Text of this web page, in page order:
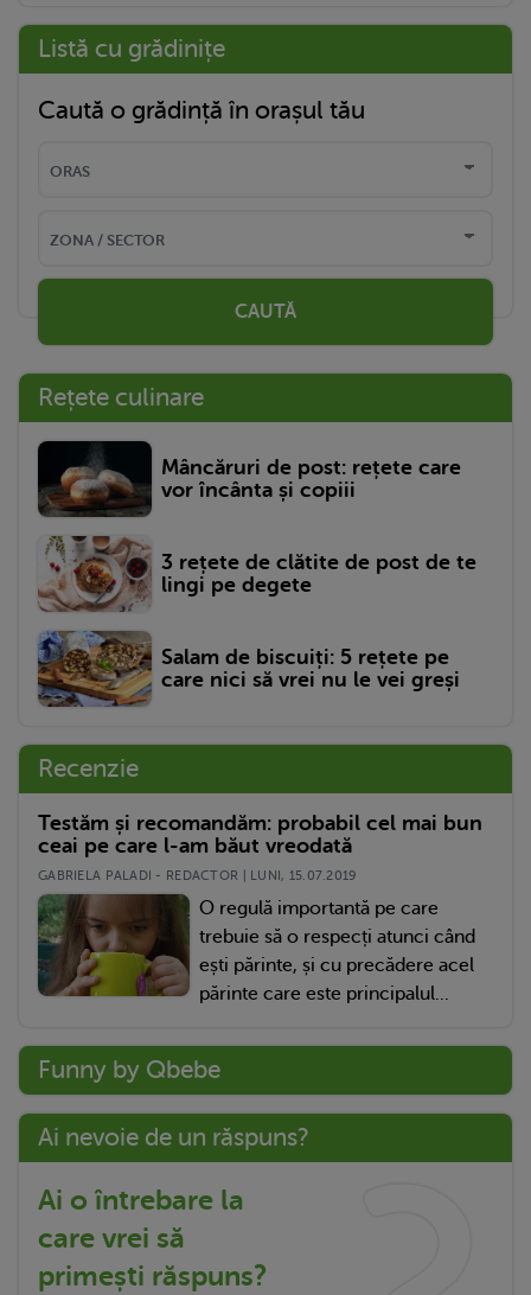
Listă cu grădinițe
Caută o grădință în orașul tău
CAUTĂ
Rețete culinare
Mâncăruri de post: rețete care
vor încânta și copiii
3 rețete de clătite de post de te
lingi pe degete
Salam de biscuiți: 5 rețete pe
care nici să vrei nu le vei greși
Recenzie
Testăm și recomandăm: probabil cel mai bun
ceai pe care l-am băut vreodată
GABRIELA PALADI - REDACTOR | LUNI, 15.07.2019
O regulă importantă pe care
trebuie să o respecți atunci când
ești părinte, și cu precădere acel
părinte care este principalul...
Funny by Qbebe
Ai nevoie de un răspuns?
Ai o întrebare la
care vrei să
primești răspuns?